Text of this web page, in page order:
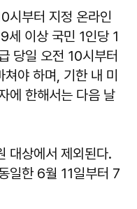
시부터 지정 온라인
세 이상 국민 1인당 1
당일 오전 10시부터
야 하며, 기한 내 미
에 한해서는 다음 날
대상에서 제외된다.
일한 6월 11일부터 7